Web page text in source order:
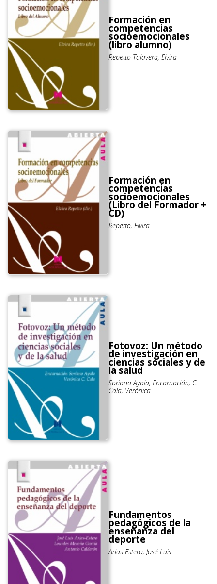
Formación en
competencias
socioemocionales
(libro alumno)
Repetto Talavera, Elvira
Formación en
competencias
socioemocionales
(Libro del Formador +
CD)
Repetto, Elvira
Fotovoz: Un método
de investigación en
ciencias sociales y de
la salud
Soriano Ayala, Encarnación; C.
Cala, Verónica
Fundamentos
pedagógicos de la
enseñanza del
deporte
Arias-Estero, José Luis